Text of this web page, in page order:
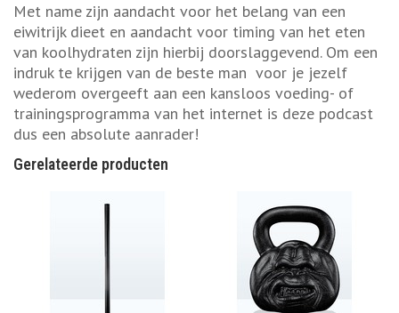
Met name zijn aandacht voor het belang van een
eiwitrijk dieet en aandacht voor timing van het eten
van koolhydraten zijn hierbij doorslaggevend. Om een
indruk te krijgen van de beste man voor je jezelf
wederom overgeeft aan een kansloos voeding- of
trainingsprogramma van het internet is deze podcast
dus een absolute aanrader!
Gerelateerde producten